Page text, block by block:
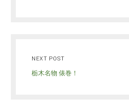
NEXT POST
栃木名物 俵巻！